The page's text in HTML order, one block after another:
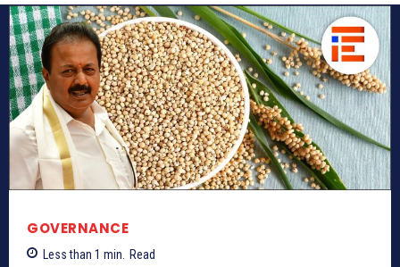
GOVERNANCE
Less than 1 min. Read